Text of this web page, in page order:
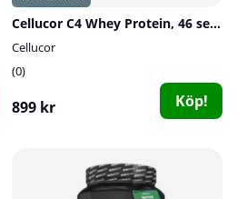
Cellucor C4 Whey Protein, 46 serv.
Cellucor
0
899 kr Köp!